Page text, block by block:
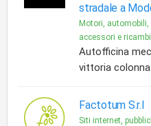
stradale a
Motori,
accessori e
Autofficina
vittoria
Factotum S.r.l
Siti internet,